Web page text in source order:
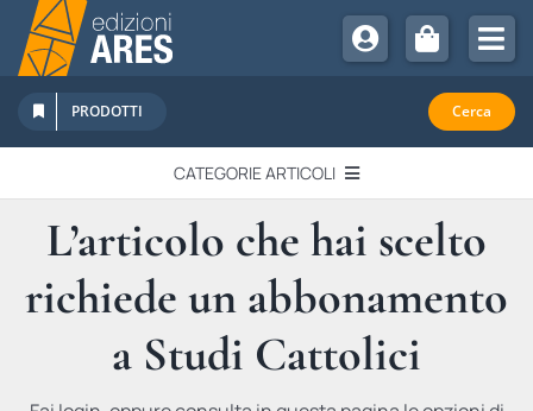
Salta
contenuto
Chi Siamo
Sostienici
Abbonamenti
Promozioni
Newsletter
PRODOTTI Cerca
CATEGORIE ARTICOLI
EDITORIALI
IN QUESTO NUMERO
L’articolo che hai scelto
richiede un abbonamento
a Studi Cattolici